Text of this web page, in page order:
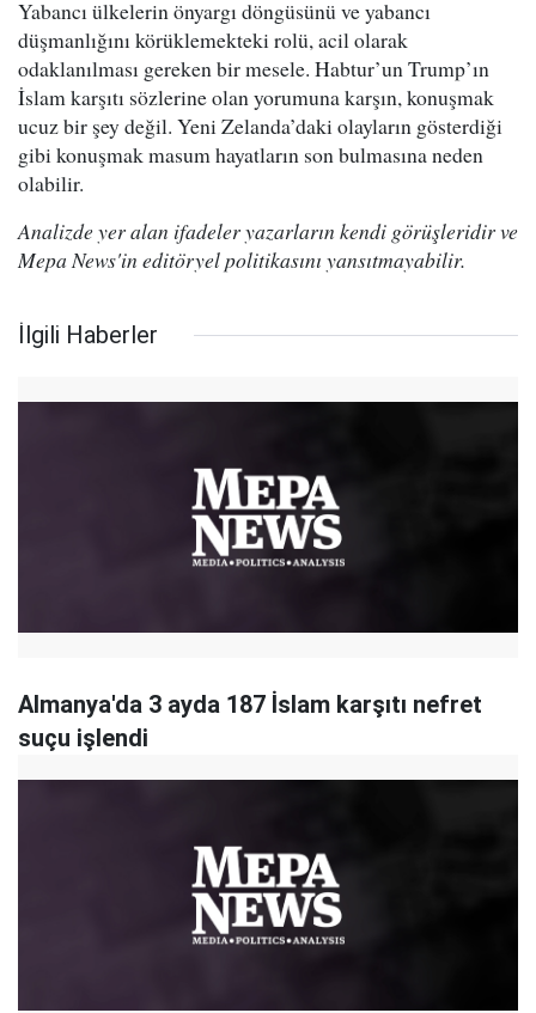
Yabancı ülkelerin önyargı döngüsünü ve yabancı
düşmanlığını körüklemekteki rolü, acil olarak
odaklanılması gereken bir mesele. Habtur’un Trump’ın
İslam karşıtı sözlerine olan yorumuna karşın, konuşmak
ucuz bir şey değil. Yeni Zelanda’daki olayların gösterdiği
gibi konuşmak masum hayatların son bulmasına neden
olabilir.
Analizde yer alan ifadeler yazarların kendi görüşleridir ve
Mepa News'in editöryel politikasını yansıtmayabilir.
İlgili Haberler
Almanya'da 3 ayda 187 İslam karşıtı nefret
suçu işlendi